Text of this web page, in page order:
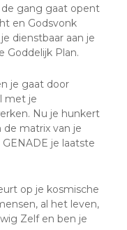
gang gaat opent
en Godsvonk
dienstbaar aan je
Goddelijk Plan.
je gaat door
met je
Nu je hunkert
de matrix van je
je laatste
op je kosmische
al het leven,
Zelf en ben je